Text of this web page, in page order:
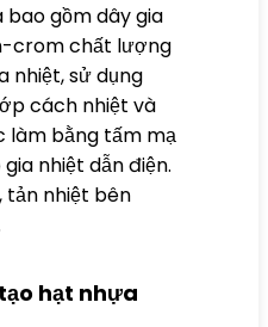
bao gồm dây gia
crom chất lượng
nhiệt, sử dụng
cách nhiệt và
bằng tấm mạ
nhiệt dẫn điện.
tản nhiệt bên
hạt nhựa